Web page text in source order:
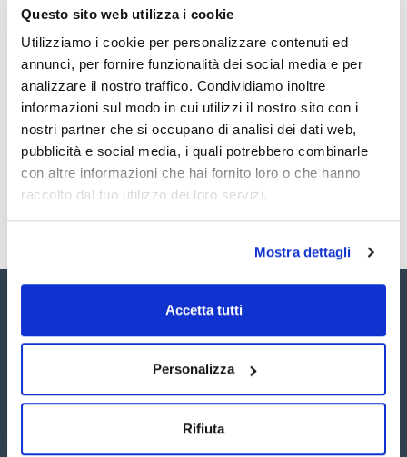
Questo sito web utilizza i cookie
Utilizziamo i cookie per personalizzare contenuti ed
annunci, per fornire funzionalità dei social media e per
analizzare il nostro traffico. Condividiamo inoltre
informazioni sul modo in cui utilizzi il nostro sito con i
nostri partner che si occupano di analisi dei dati web,
pubblicità e social media, i quali potrebbero combinarle
con altre informazioni che hai fornito loro o che hanno
raccolto dal tuo utilizzo dei loro servizi.
Mostra dettagli
Accetta tutti
Personalizza
Rifiuta
Endosulfan-beta 100ug/ml [33213-65-9]
Endosulfan-total (sulfate) 100ug/ml [1031-07-8]
Hexachlorobenzene 100ug/ml [118-74-1]
Isodrin 100ug/ml [465-73-6]
Methoxychlor (DMTD) 100ug/ml [72-43-5]
cis-Chlordane 100ug/ml [5103-71-9]
4,4'-DDT 100ug/ml [50-29-3]
4,4'-DDD (TDE) 100ug/ml [72-54-8]
4,4'-DDE 100ug/ml [72-55-9]
Documentazione tecnica
TDS / Scheda tecnica
Registrati per i download
COA
Registrati per i download
SDS / Scheda di
Sicurezza
Registrati per i download